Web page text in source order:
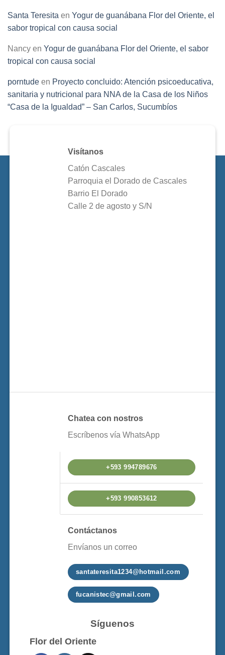
Santa Teresita en Yogur de guanábana Flor del Oriente, el
sabor tropical con causa social
Nancy en Yogur de guanábana Flor del Oriente, el sabor
tropical con causa social
porntude en Proyecto concluido: Atención psicoeducativa,
sanitaria y nutricional para NNA de la Casa de los Niños
“Casa de la Igualdad” – San Carlos, Sucumbíos
Visítanos
Catón Cascales
Parroquia el Dorado de Cascales
Barrio El Dorado
Calle 2 de agosto y S/N
Chatea con nostros
Escríbenos vía WhatsApp
+593 994789676
+593 990853612
Contáctanos
Envíanos un correo
santateresita1234@hotmail.com
fucanistec@gmail.com
Síguenos
Flor del Oriente